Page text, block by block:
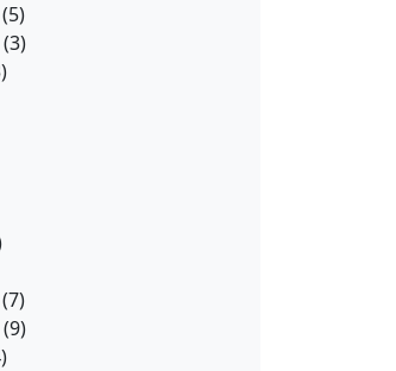
(5)
(3)
(7)
(9)